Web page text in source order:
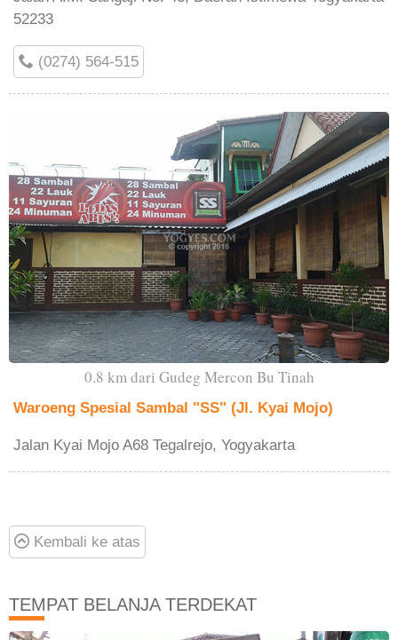
52233
(0274) 564-515
0.8 km dari Gudeg Mercon Bu Tinah
Waroeng Spesial Sambal "SS" (Jl. Kyai Mojo)
Jalan Kyai Mojo A68 Tegalrejo, Yogyakarta
Kembali ke atas
TEMPAT BELANJA TERDEKAT